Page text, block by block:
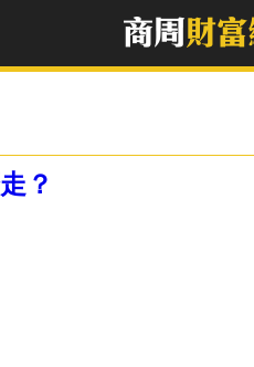
？